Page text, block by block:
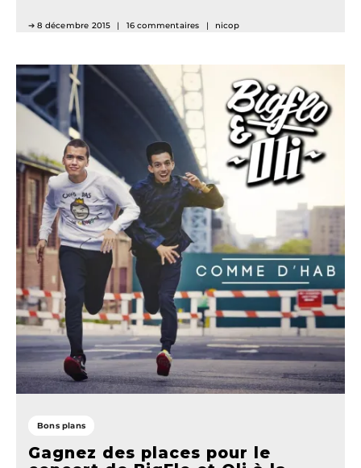
8 décembre 2015 16 commentaires nicop
Bons plans
Gagnez des places pour le